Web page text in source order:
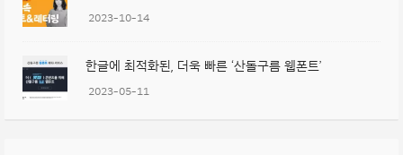
2023-10-14
한글에 최적화된, 더욱 빠른 ‘산돌구름 웹폰트’
2023-05-11